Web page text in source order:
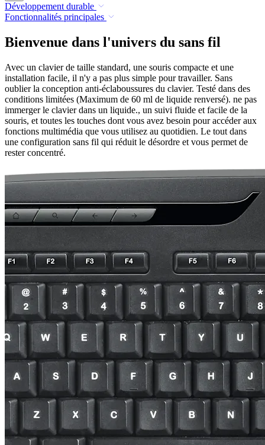
Développement durable
Fonctionnalités principales
Bienvenue dans l'univers du sans fil
Avec un clavier de taille standard, une souris compacte et une
installation facile, il n'y a pas plus simple pour travailler. Sans
oublier la conception anti-éclaboussures du clavier. Testé dans des
conditions limitées (Maximum de 60 ml de liquide renversé). ne pas
immerger le clavier dans un liquide., un suivi fluide et facile de la
souris, et toutes les touches dont vous avez besoin pour accéder aux
fonctions multimédia que vous utilisez au quotidien. Le tout dans
une configuration sans fil qui réduit le désordre et vous permet de
rester concentré.